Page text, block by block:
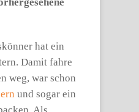
hat ein
Damit fahre
weg, war schon
und sogar ein